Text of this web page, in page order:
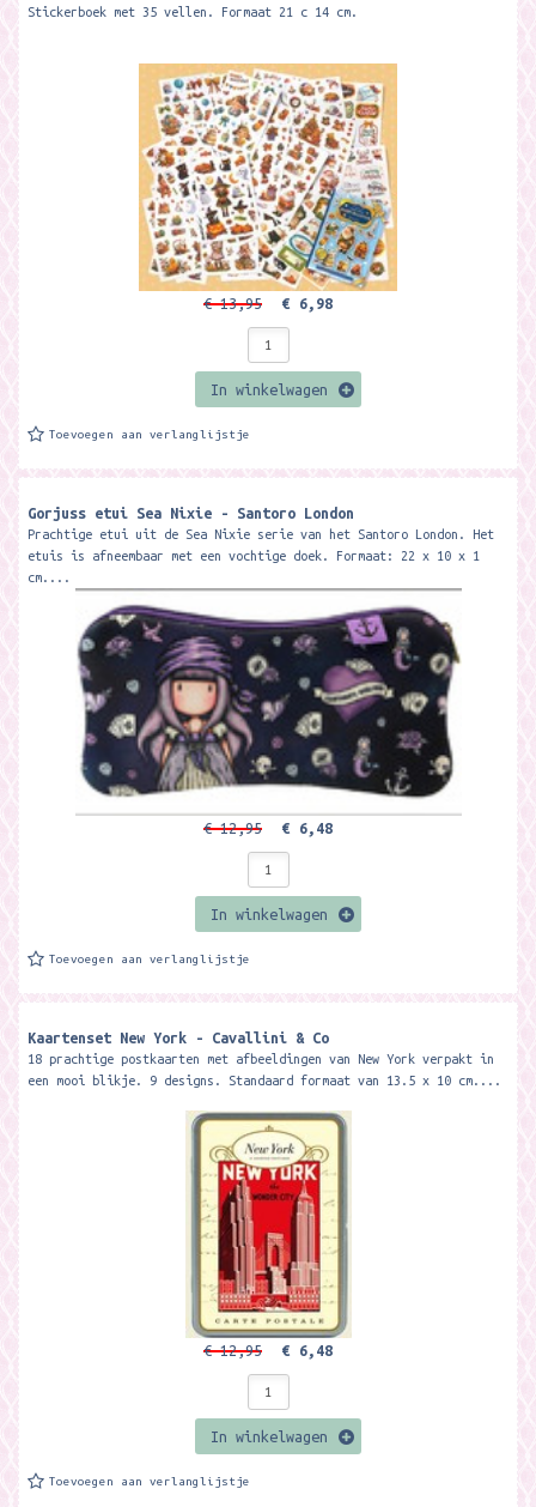
Stickerboek met 35 vellen. Formaat 21 c 14 cm.
€ 13,95 € 6,98
In winkelwagen
Toevoegen aan verlanglijstje
Gorjuss etui Sea Nixie - Santoro London
Prachtige etui uit de Sea Nixie serie van het Santoro London. Het
etuis is afneembaar met een vochtige doek. Formaat: 22 x 10 x 1
cm....
€ 12,95 € 6,48
In winkelwagen
Toevoegen aan verlanglijstje
Kaartenset New York - Cavallini & Co
18 prachtige postkaarten met afbeeldingen van New York verpakt in
een mooi blikje. 9 designs. Standaard formaat van 13.5 x 10 cm....
€ 12,95 € 6,48
In winkelwagen
Toevoegen aan verlanglijstje